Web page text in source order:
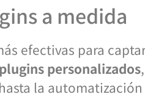
a medida
efectivas para
plugins personalizados
la